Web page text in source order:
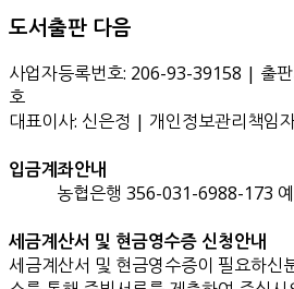
도서출판 다음
사업자등록번호: 206-93-39158 | 출
호
대표이사: 신은정 | 개인정보관리책임
입금계좌안내
농협은행 356-031-6988-173
세금계산서 및 현금영수증 신청안내
세금계산서 및 현금영수증이 필요하신